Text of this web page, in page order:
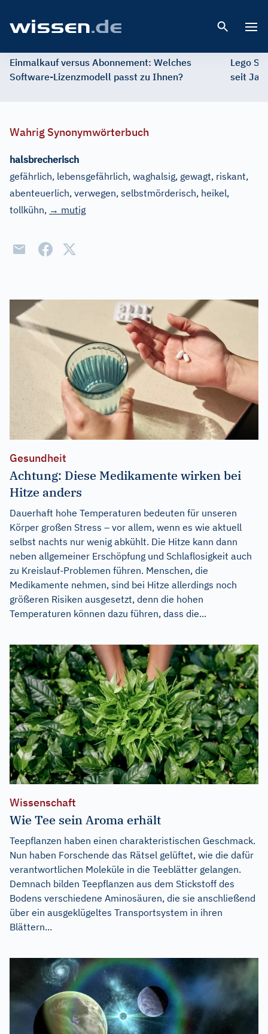
Einmalkauf versus Abonnement: Welches
Software-Lizenzmodell passt zu Ihnen?
Lego
seit
Wahrig Synonymwörterbuch
halsbrecherisch
gefährlich, lebensgefährlich, waghalsig, gewagt, riskant,
abenteuerlich, verwegen, selbstmörderisch, heikel,
tollkühn, → mutig
Gesundheit
Achtung: Diese Medikamente wirken bei
Hitze anders
Dauerhaft hohe Temperaturen bedeuten für unseren
Körper großen Stress – vor allem, wenn es wie aktuell
selbst nachts nur wenig abkühlt. Die Hitze kann dann
neben allgemeiner Erschöpfung und Schlaflosigkeit auch
zu Kreislauf-Problemen führen. Menschen, die
Medikamente nehmen, sind bei Hitze allerdings noch
größeren Risiken ausgesetzt, denn die hohen
Temperaturen können dazu führen, dass die...
Wissenschaft
Wie Tee sein Aroma erhält
Teepflanzen haben einen charakteristischen Geschmack.
Nun haben Forschende das Rätsel gelüftet, wie die dafür
verantwortlichen Moleküle in die Teeblätter gelangen.
Demnach bilden Teepflanzen aus dem Stickstoff des
Bodens verschiedene Aminosäuren, die sie anschließend
über ein ausgeklügeltes Transportsystem in ihren
Blättern...